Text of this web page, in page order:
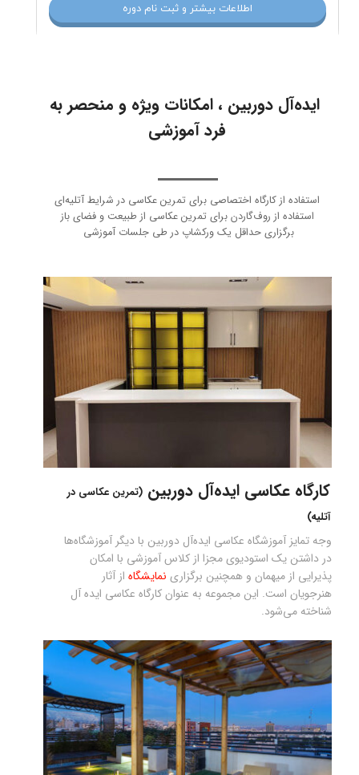
اطلاعات بیشتر و ثبت نام دوره
ایده‌آل دوربین ، امکانات ویژه و منحصر به
فرد آموزشی
استفاده از کارگاه اختصاصی برای تمرین عکاسی در شرایط آتلیه‌ای
استفاده از روف‌گاردن برای تمرین عکاسی از طبیعت و فضای باز
​​​​​​​برگزاری حداقل یک ورکشاپ در طی جلسات آموزشی
وجه تمایز آموزشگاه عکاسی ایده‌آل دوربین با دیگر آموزشگاه‌ها
در داشتن یک استودیوی مجزا از کلاس آموزشی با امکان
پذیرایی از میهمان و همچنین برگزاری نمایشگاه از آثار
هنرجویان است. این مجموعه به عنوان کارگاه عکاسی ایده آل
شناخته می‌شود.
کارگاه عکاسی ایده‌آل‌ دوربین(تمرین عکاسی در
آتلیه)